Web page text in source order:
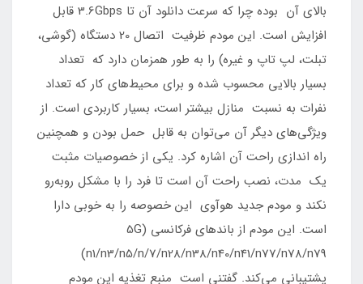
بالای آن بوده چرا که سرعت دانلود آن تا 3.6Gbps قابل
افزایش است. این مودم ظرفیت اتصال 20 دستگاه (گوشی،
تبلت، لپ تاپ و غیره) را به طور همزمان دارد که تعداد
بسیار بالایی محسوب شده و برای محیط‌های کار که تعداد
نفرات به نسبت منازل بیشتر است، بسیار کاربردی است. از
ویژگی‌های دیگر آن می‌توان به قابل حمل بودن و همچنین
راه اندازی راحت آن اشاره کرد. یکی از خصوصیات مثبت
یک مدت، نصب راحت آن است تا فرد را با مشکل روبه‌رو
نکند و مودم جدید هوآوی این خصوصه را به خوبی دارا
است. این مودم از باندهای فرکانسی (5G
(n1/n3/n5/n/7/n28/n38/n40/n41/n77/n78/n79
پشتیبانی می‌‌کند. گفتنی است منبع تغذیه این مودم